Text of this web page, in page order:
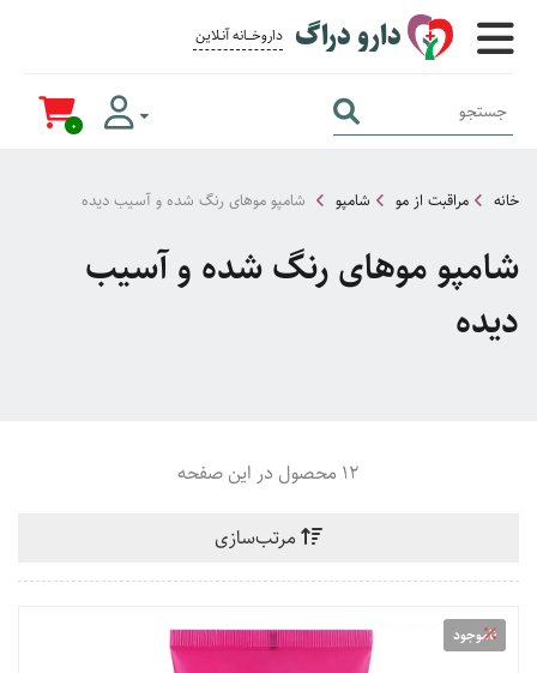
دارو دراگ داروخــــانه آنــلاین برای همــه
0
خانه مراقبت از مو شامپو شامپو موهای رنگ شده و آسیب دیده
شامپو موهای رنگ شده و آسیب
دیده
12 محصول در این صفحه
مرتب‌سازی
ناموجود